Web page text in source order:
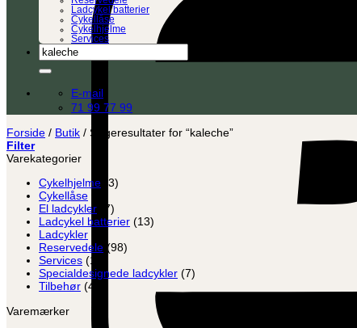
Ladcykel batterier
Cykellåse
Cykelhjelme
Services
Søg
efter:
E-mail
71 99 77 99
Forside / Butik / Søgeresultater for “kaleche”
Filter
Varekategorier
Cykelhjelme (3)
Cykellåse
El ladcykler
(7)
Ladcykel batterier (13)
Ladcykler
Reservedele (98)
Services (12)
Specialdesignede ladcykler (7)
Tilbehør (45)
Varemærker